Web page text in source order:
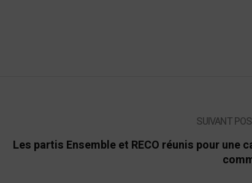
SUIVANT
Les partis Ensemble et RECO réunis pour une